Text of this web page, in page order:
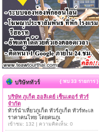
บริษัททัวร์ { พบ 33 รายการ }
บริษัท ภูเก็ต ฮอลิเดย์ เซ็นเตอร์ ทัวร์
จำกัด
ทัวร์นำเที่ยวภูเก็ต ทัวร์ภูเก็ต ทัวร์ทะเล
ราคาคนไทย โดยคนภูเ
เข้าชม: 132 | ความคิดเห็น: 0